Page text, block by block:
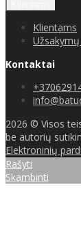
Klientams
Kontaktai
2026 © Visos
be autorių
Elektroninių
Rašyti
Skambinti